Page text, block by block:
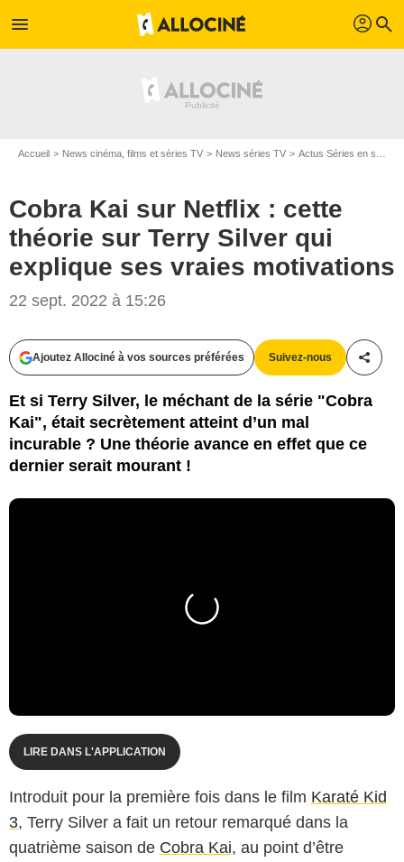
menu profil search
Accueil News cinéma, films et séries TV News séries TV Actus Séries en streaming
Cobra Kai sur Netflix : cette
théorie sur Terry Silver qui
explique ses vraies motivations
22 sept. 2022 à 15:26
Ajoutez Allociné à vos sources préférées Suivez-nous
Et si Terry Silver, le méchant de la série "Cobra
Kai", était secrètement atteint d’un mal
incurable ? Une théorie avance en effet que ce
dernier serait mourant !
LIRE DANS L'APPLICATION
Introduit pour la première fois dans le film Karaté Kid
3, Terry Silver a fait un retour remarqué dans la
quatrième saison de Cobra Kai, au point d’être